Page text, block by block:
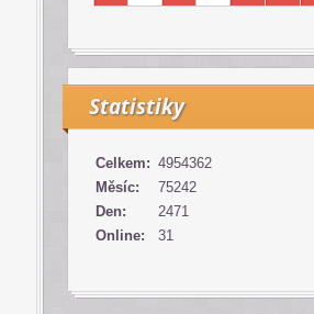
Statistiky
Online: 31
Celkem: 4954362
Měsíc:
75242
Den:
2471